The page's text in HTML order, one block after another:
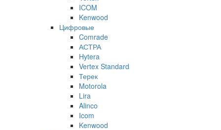
ICOM
Kenwood
Цифровые
Comrade
АСТРА
Hytera
Vertex Standard
Терек
Motorola
Lira
Alinco
Icom
Kenwood